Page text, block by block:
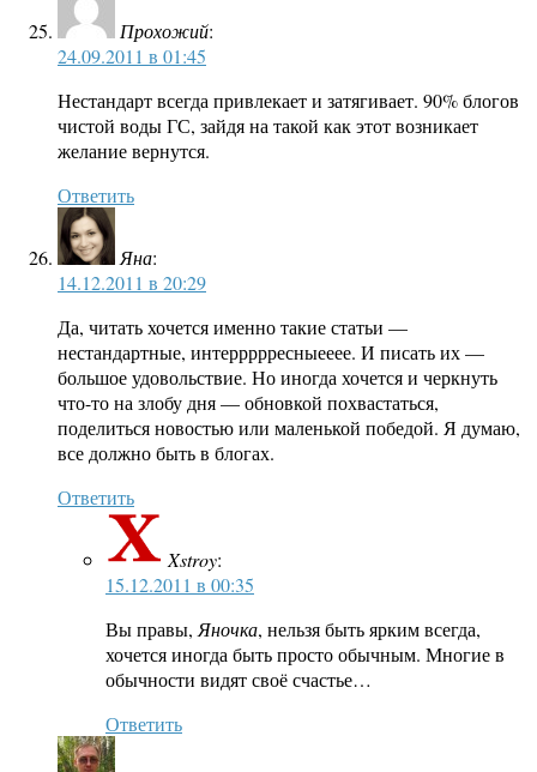
Прохожий:
24.09.2011 в 01:45
Нестандарт всегда привлекает и затягивает. 90% блогов
чистой воды ГС, зайдя на такой как этот возникает
желание вернутся.
Ответить
Яна:
14.12.2011 в 20:29
Да, читать хочется именно такие статьи —
нестандартные, интеррррресныееее. И писать их —
большое удовольствие. Но иногда хочется и черкнуть
что-то на злобу дня — обновкой похвастаться,
поделиться новостью или маленькой победой. Я думаю,
все должно быть в блогах.
Ответить
Xstroy:
15.12.2011 в 00:35
Вы правы,Яночка, нельзя быть ярким всегда,
хочется иногда быть просто обычным. Многие в
обычности видят своё счастье…
Ответить